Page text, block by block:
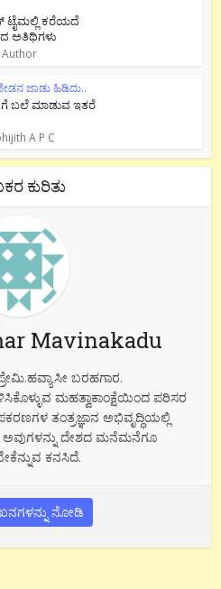
ಕರೆಯದೆ
ಅತಿಥಿಗಳು
Author
ಜಾಡು ಹಿಡಿದು..
ಬಲೆ ಮಾಡುವ ಇತರೆ
A P C
ಕುರಿತು
Mavinakadu
ಬರಹಗಾರ.
ಮಹತ್ವಾಕಾಂಕ್ಷೆಯಿಂದ ಪರಿಸರ
ತಂತ್ರಜ್ಞಾನ ಅಭಿವೃದ್ಧಿಯಲ್ಲಿ
ಅವುಗಳನ್ನು ದೇಶದ ಮನೆಮನೆಗೂ
ಕನಸಿದೆ.
ನೋಡಿ